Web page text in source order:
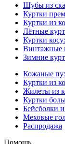
Шубы из
Куртки
Куртки из
Лётные
Куртки
Винтажные
Зимние
Кожаные
Куртки из
Жилеты из
Куртки
Бейсболки
Меховые
Распродажа
Помощь